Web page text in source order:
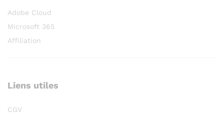
Adobe Cloud
Microsoft 365
Affiliation
Liens utiles
CGV